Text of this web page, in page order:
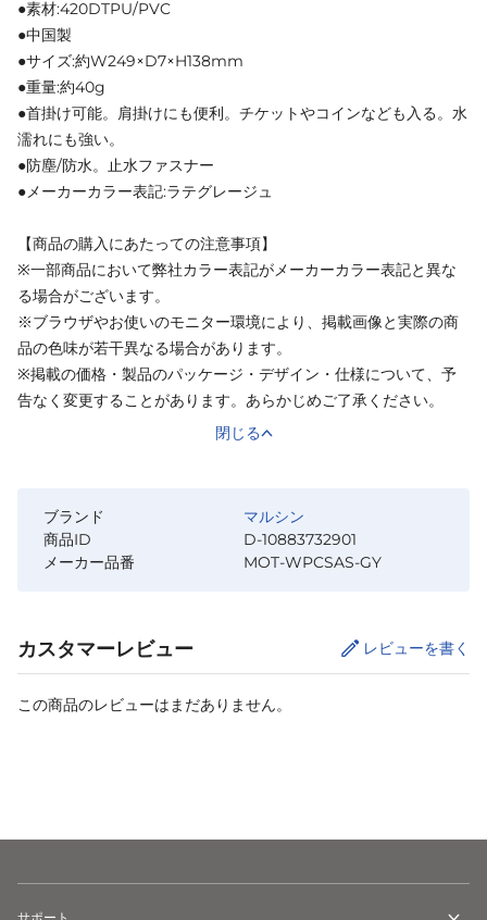
●素材:420DTPU/PVC
●中国製
●サイズ:約W249×D7×H138mm
●重量:約40g
●首掛け可能。肩掛けにも便利。チケットやコインなども入る。水
濡れにも強い。
●防塵/防水。止水ファスナー
●メーカーカラー表記:ラテグレージュ
【商品の購入にあたっての注意事項】
※一部商品において弊社カラー表記がメーカーカラー表記と異な
る場合がございます。
※ブラウザやお使いのモニター環境により、掲載画像と実際の商
品の色味が若干異なる場合があります。
※掲載の価格・製品のパッケージ・デザイン・仕様について、予
告なく変更することがあります。あらかじめご了承ください。
閉じる
ブランド
マルシン
商品ID
D-10883732901
メーカー品番
MOT-WPCSAS-GY
カスタマーレビュー レビューを書く
この商品のレビューはまだありません。